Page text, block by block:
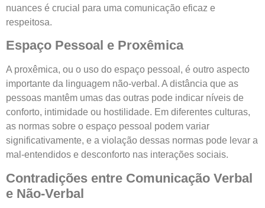
nuances é crucial para uma comunicação eficaz e
respeitosa.
Espaço Pessoal e Proxêmica
A proxêmica, ou o uso do espaço pessoal, é outro aspecto
importante da linguagem não-verbal. A distância que as
pessoas mantêm umas das outras pode indicar níveis de
conforto, intimidade ou hostilidade. Em diferentes culturas,
as normas sobre o espaço pessoal podem variar
significativamente, e a violação dessas normas pode levar a
mal-entendidos e desconforto nas interações sociais.
Contradições entre Comunicação Verbal
e Não-Verbal